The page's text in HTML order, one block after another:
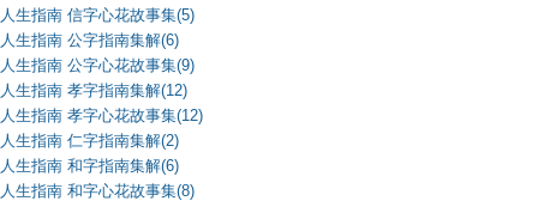
人生指南 信字心花故事集(5)
人生指南 公字指南集解(6)
人生指南 公字心花故事集(9)
人生指南 孝字指南集解(12)
人生指南 孝字心花故事集(12)
人生指南 仁字指南集解(2)
人生指南 和字指南集解(6)
人生指南 和字心花故事集(8)